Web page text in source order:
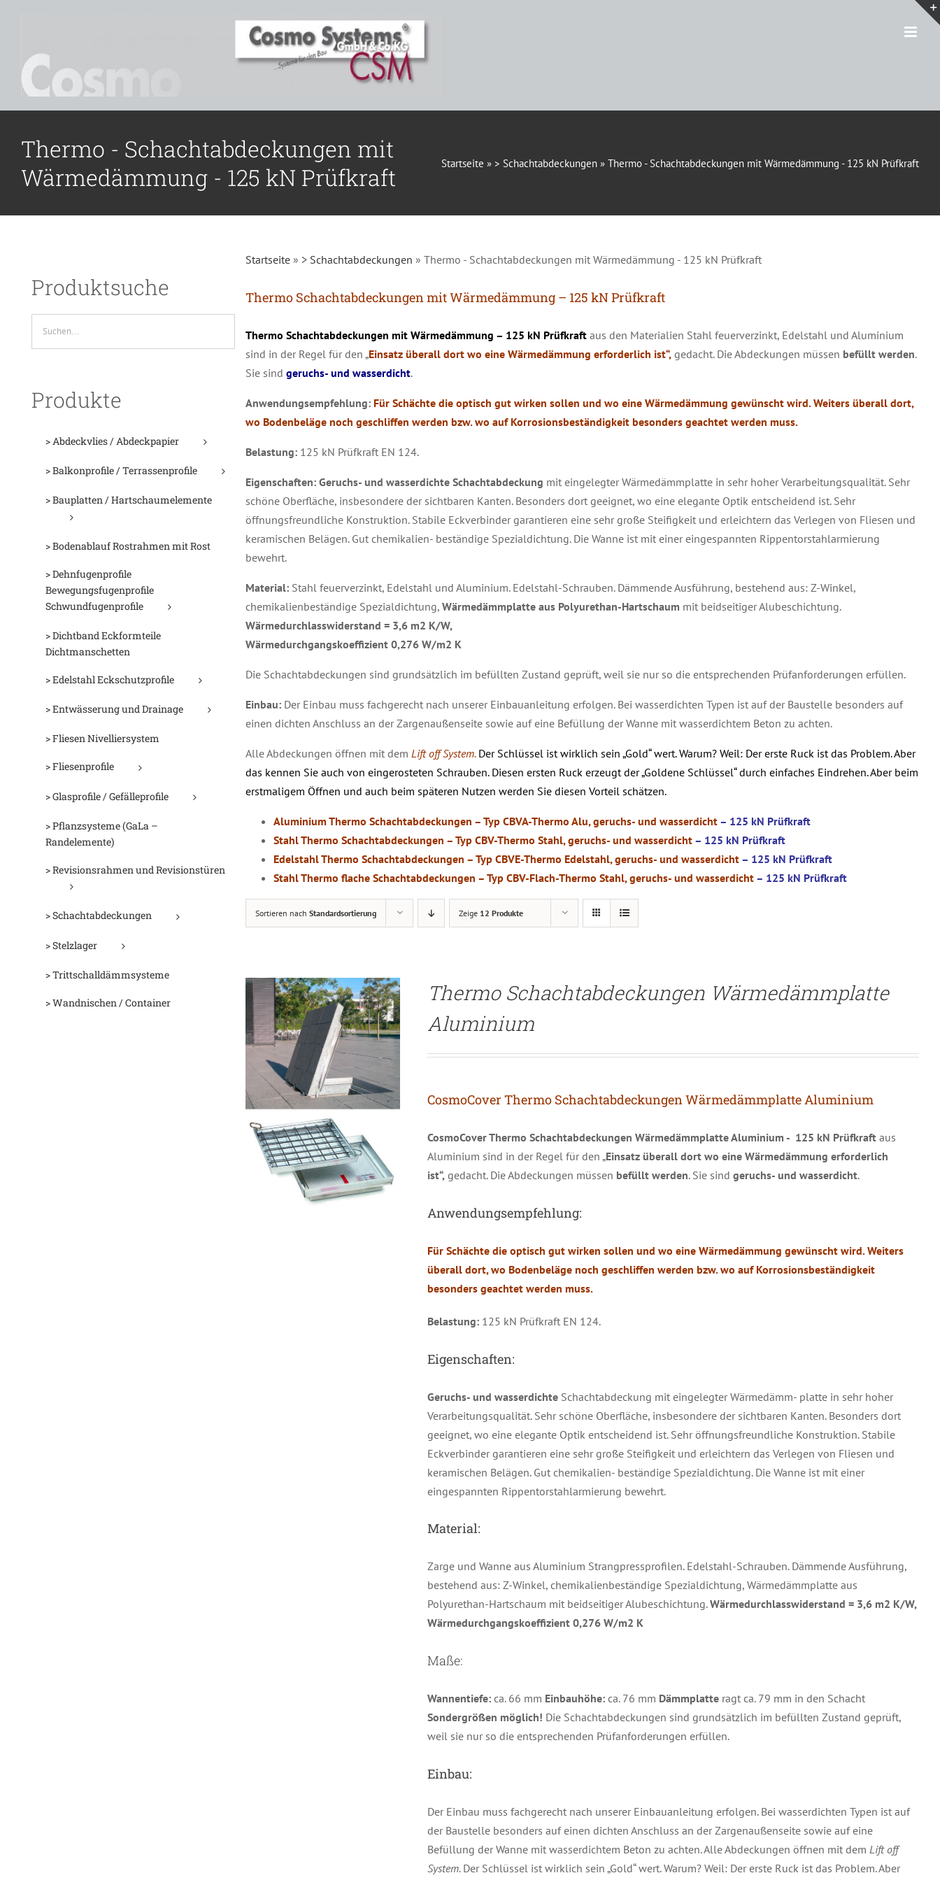
Thermo - Schachtabdeckungen mit
Wärmedämmung - 125 kN Prüfkraft
Startseite » > Schachtabdeckungen » Thermo - Schachtabdeckungen mit Wärmedämmung - 125 kN Prüfkraft
Startseite » > Schachtabdeckungen » Thermo - Schachtabdeckungen mit Wärmedämmung - 125 kN Prüfkraft
Thermo Schachtabdeckungen mit Wärmedämmung – 125 kN Prüfkraft
Thermo Schachtabdeckungen mit Wärmedämmung – 125 kN Prüfkraft aus den Materialien Stahl feuerverzinkt, Edelstahl und Aluminium
sind in der Regel für den „Einsatz überall dort wo eine Wärmedämmung erforderlich ist“, gedacht. Die Abdeckungen müssen befüllt werden.
Sie sind geruchs- und wasserdicht.
Anwendungsempfehlung: Für Schächte die optisch gut wirken sollen und wo eine Wärmedämmung gewünscht wird. Weiters überall dort,
wo Bodenbeläge noch geschliffen werden bzw. wo auf Korrosionsbeständigkeit besonders geachtet werden muss.
Belastung: 125 kN Prüfkraft EN 124.
Eigenschaften: Geruchs- und wasserdichte Schachtabdeckung mit eingelegter Wärmedämmplatte in sehr hoher Verarbeitungsqualität. Sehr
schöne Oberfläche, insbesondere der sichtbaren Kanten. Besonders dort geeignet, wo eine elegante Optik entscheidend ist. Sehr
öffnungsfreundliche Konstruktion. Stabile Eckverbinder garantieren eine sehr große Steifigkeit und erleichtern das Verlegen von Fliesen und
keramischen Belägen. Gut chemikalien- beständige Spezialdichtung. Die Wanne ist mit einer eingespannten Rippentorstahlarmierung
bewehrt.
Material: Stahl feuerverzinkt, Edelstahl und Aluminium. Edelstahl-Schrauben. Dämmende Ausführung, bestehend aus: Z-Winkel,
chemikalienbeständige Spezialdichtung, Wärmedämmplatte aus Polyurethan-Hartschaum mit beidseitiger Alubeschichtung.
Wärmedurchlasswiderstand = 3,6 m2 K/W,
Wärmedurchgangskoeffizient 0,276 W/m2 K
Die Schachtabdeckungen sind grundsätzlich im befüllten Zustand geprüft, weil sie nur so die entsprechenden Prüfanforderungen erfüllen.
Einbau: Der Einbau muss fachgerecht nach unserer Einbauanleitung erfolgen. Bei wasserdichten Typen ist auf der Baustelle besonders auf
einen dichten Anschluss an der Zargenaußenseite sowie auf eine Befüllung der Wanne mit wasserdichtem Beton zu achten.
Alle Abdeckungen öffnen mit dem Lift off System. Der Schlüssel ist wirklich sein „Gold“ wert. Warum? Weil: Der erste Ruck ist das Problem. Aber
das kennen Sie auch von eingerosteten Schrauben. Diesen ersten Ruck erzeugt der „Goldene Schlüssel“ durch einfaches Eindrehen. Aber beim
erstmaligem Öffnen und auch beim späteren Nutzen werden Sie diesen Vorteil schätzen.
Aluminium Thermo Schachtabdeckungen – Typ CBVA-Thermo Alu, geruchs- und wasserdicht – 125 kN Prüfkraft
Stahl Thermo Schachtabdeckungen – Typ CBV-Thermo Stahl, geruchs- und wasserdicht – 125 kN Prüfkraft
Edelstahl Thermo Schachtabdeckungen – Typ CBVE-Thermo Edelstahl, geruchs- und wasserdicht – 125 kN Prüfkraft
Stahl Thermo flache Schachtabdeckungen – Typ CBV-Flach-Thermo Stahl, geruchs- und wasserdicht – 125 kN Prüfkraft
Sortieren nach Standardsortierung Zeige 12 Produkte
DETAILS
Thermo Schachtabdeckungen Wärmedämmplatte
Aluminium
CosmoCover Thermo Schachtabdeckungen Wärmedämmplatte Aluminium
CosmoCover Thermo Schachtabdeckungen Wärmedämmplatte Aluminium - 125 kN Prüfkraftaus
Aluminium sind in der Regel für den „Einsatz überall dort wo eine Wärmedämmung erforderlich
ist“, gedacht. Die Abdeckungen müssen befüllt werden. Sie sind geruchs- und wasserdicht.
Anwendungsempfehlung:
Für Schächte die optisch gut wirken sollen und wo eine Wärmedämmung gewünscht wird. Weiters
überall dort, wo Bodenbeläge noch geschliffen werden bzw. wo auf Korrosionsbeständigkeit
besonders geachtet werden muss.
Belastung:125 kN Prüfkraft EN 124.
Eigenschaften:
Geruchs- und wasserdichteSchachtabdeckung mit eingelegter Wärmedämm- platte in sehr hoher
Verarbeitungsqualität. Sehr schöne Oberfläche, insbesondere der sichtbaren Kanten. Besonders dort
geeignet, wo eine elegante Optik entscheidend ist. Sehr öffnungsfreundliche Konstruktion. Stabile
Eckverbinder garantieren eine sehr große Steifigkeit und erleichtern das Verlegen von Fliesen und
keramischen Belägen. Gut chemikalien- beständige Spezialdichtung. Die Wanne ist mit einer
eingespannten Rippentorstahlarmierung bewehrt.
Material:
Zarge und Wanne aus Aluminium Strangpressprofilen. Edelstahl-Schrauben. Dämmende Ausführung,
bestehend aus: Z-Winkel, chemikalienbeständige Spezialdichtung, Wärmedämmplatte aus
Polyurethan-Hartschaum mit beidseitiger Alubeschichtung.Wärmedurchlasswiderstand = 3,6 m2 K/W,
Wärmedurchgangskoeffizient 0,276 W/m2 K
Maße:
Wannentiefe: ca. 66 mm Einbauhöhe: ca. 76 mm Dämmplatteragt ca. 79 mm in den Schacht
Sondergrößen möglich! Die Schachtabdeckungen sind grundsätzlich im befüllten Zustand geprüft,
weil sie nur so die entsprechenden Prüfanforderungen erfüllen.
Einbau:
Der Einbau muss fachgerecht nach unserer Einbauanleitung erfolgen. Bei wasserdichten Typen ist auf
der Baustelle besonders auf einen dichten Anschluss an der Zargenaußenseite sowie auf eine
Befüllung der Wanne mit wasserdichtem Beton zu achten. Alle Abdeckungen öffnen mit dem Lift off
System. Der Schlüssel ist wirklich sein „Gold“ wert. Warum? Weil: Der erste Ruck ist das Problem. Aber
Produktsuche
Produkte
> Abdeckvlies / Abdeckpapier
> Balkonprofile / Terrassenprofile
> Bauplatten / Hartschaumelemente
> Bodenablauf Rostrahmen mit Rost
> Dehnfugenprofile
Bewegungsfugenprofile
Schwundfugenprofile
> Dichtband Eckformteile
Dichtmanschetten
> Edelstahl Eckschutzprofile
> Entwässerung und Drainage
> Fliesen Nivelliersystem
> Fliesenprofile
> Glasprofile / Gefälleprofile
> Pflanzsysteme (GaLa –
Randelemente)
> Revisionsrahmen und Revisionstüren
> Schachtabdeckungen
> Stelzlager
> Trittschalldämmsysteme
> Wandnischen / Container